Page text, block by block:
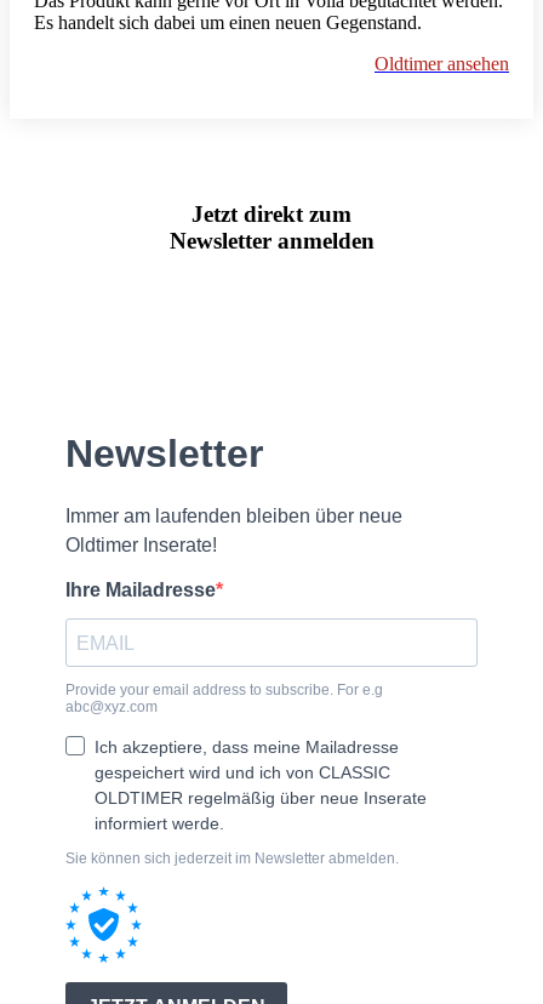
Es handelt sich dabei um einen neuen Gegenstand.
Oldtimer ansehen
Jetzt direkt zum
Newsletter anmelden